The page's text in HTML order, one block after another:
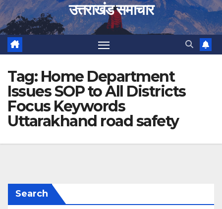
उत्तराखंड समाचार
Tag: Home Department
Issues SOP to All Districts
Focus Keywords
Uttarakhand road safety
Search